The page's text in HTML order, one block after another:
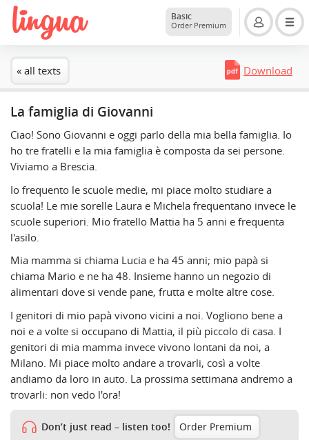
Basic
Order Premium
« all texts Download
La famiglia di Giovanni
Ciao! Sono Giovanni e oggi parlo della mia bella famiglia. Io
ho tre fratelli e la mia famiglia è composta da sei persone.
Viviamo a Brescia.
Io frequento le scuole medie, mi piace molto studiare a
scuola! Le mie sorelle Laura e Michela frequentano invece le
scuole superiori. Mio fratello Mattia ha 5 anni e frequenta
l'asilo.
Mia mamma si chiama Lucia e ha 45 anni; mio papà si
chiama Mario e ne ha 48. Insieme hanno un negozio di
alimentari dove si vende pane, frutta e molte altre cose.
I genitori di mio papà vivono vicini a noi. Vogliono bene a
noi e a volte si occupano di Mattia, il più piccolo di casa. I
genitori di mia mamma invece vivono lontani da noi, a
Milano. Mi piace molto andare a trovarli, così a volte
andiamo da loro in auto. La prossima settimana andremo a
trovarli: non vedo l'ora!
Don’t just read – listen too! Order Premium